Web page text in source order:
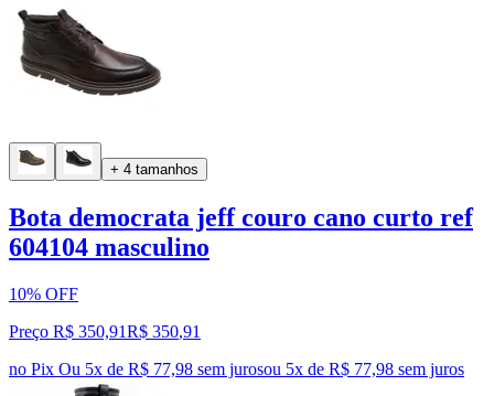
+ 4 tamanhos
Bota democrata jeff couro cano curto ref
604104 masculino
10% OFF
Preço R$ 350,91R$ 350,91
no Pix Ou 5x de R$ 77,98 sem jurosou 5x de R$ 77,98 sem juros